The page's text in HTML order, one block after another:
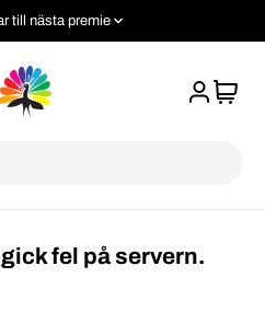
till nästa premie
fel på servern.